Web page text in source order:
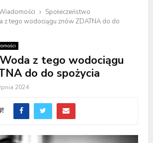
Społeczeństwo
z tego wodociągu znów ZDATNA do do
z tego wodociągu
do do spożycia
2024